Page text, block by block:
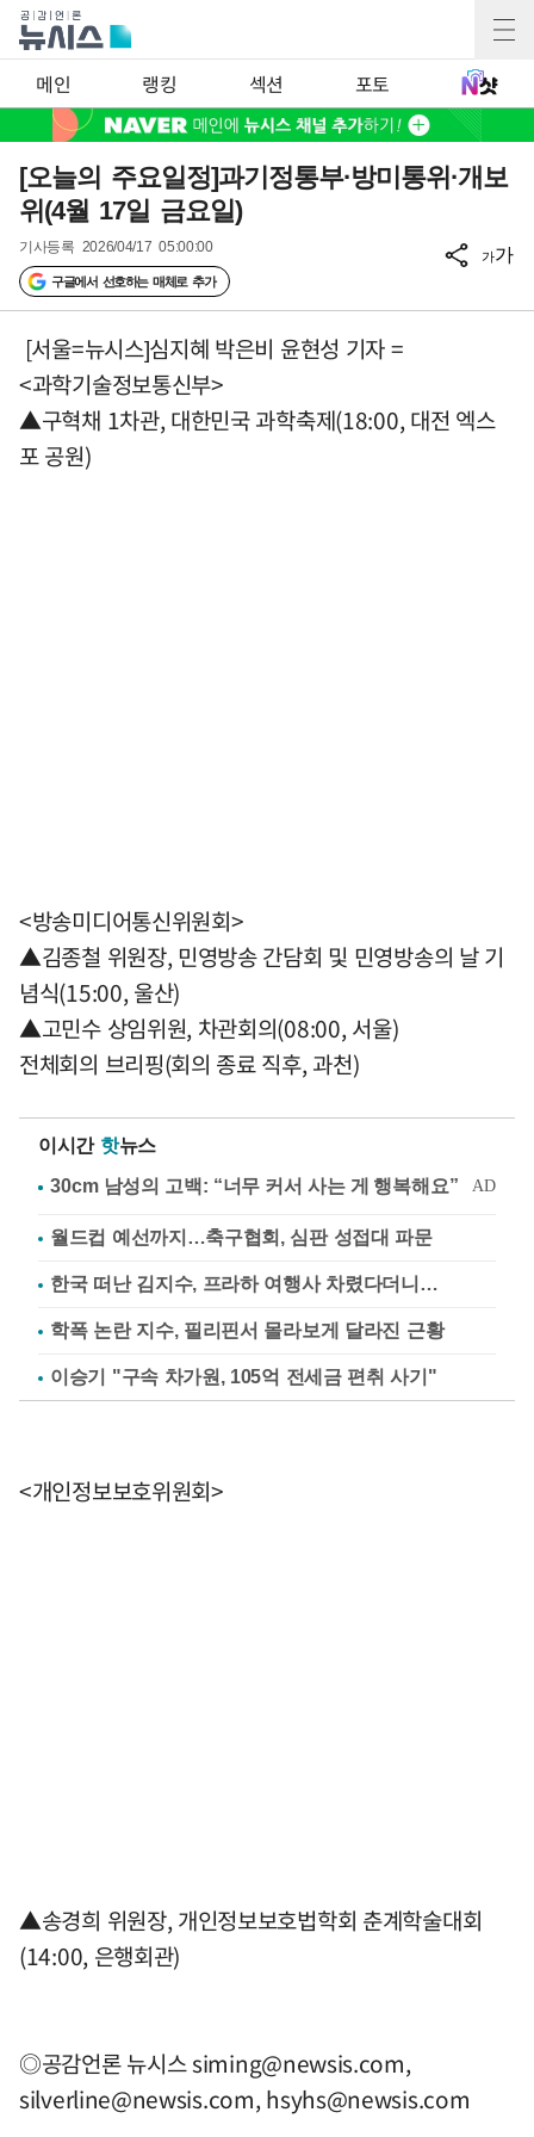
메인 랭킹 섹션 포토
[오늘의 주요일정]과기정통부·방미통위·개보
위(4월 17일 금요일)
기사등록 2026/04/17 05:00:00
구글에서 선호하는 매체로 추가
가가
[서울=뉴시스]심지혜 박은비 윤현성 기자 =
<과학기술정보통신부>
▲구혁채 1차관, 대한민국 과학축제(18:00, 대전 엑스
포 공원)
<방송미디어통신위원회>
▲김종철 위원장, 민영방송 간담회 및 민영방송의 날 기
념식(15:00, 울산)
▲고민수 상임위원, 차관회의(08:00, 서울)
전체회의 브리핑(회의 종료 직후, 과천)
이시간 핫뉴스
월드컵 예선까지…축구협회, 심판 성접대 파문
한국 떠난 김지수, 프라하 여행사 차렸다더니…
학폭 논란 지수, 필리핀서 몰라보게 달라진 근황
이승기 "구속 차가원, 105억 전세금 편취 사기"
<개인정보보호위원회>
▲송경희 위원장, 개인정보보호법학회 춘계학술대회
(14:00, 은행회관)
◎공감언론 뉴시스siming@newsis.com,
silverline@newsis.com,hsyhs@newsis.com